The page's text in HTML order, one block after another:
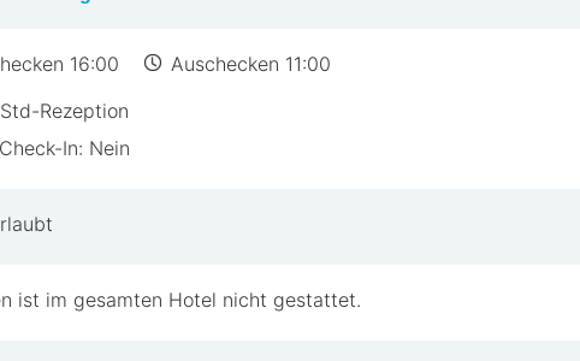
Auszeit suchen, bietet Auberge du Barrez
was Auberge du Barrez zu bieten hat!
16:00
Auschecken 11:00
Rezeption
In: Nein
ist im gesamten Hotel nicht gestattet.